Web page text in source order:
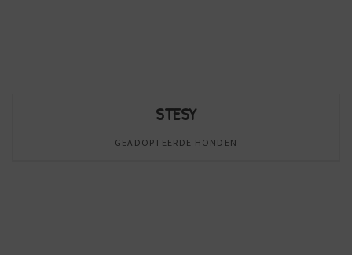
STESY
GEADOPTEERDE HONDEN